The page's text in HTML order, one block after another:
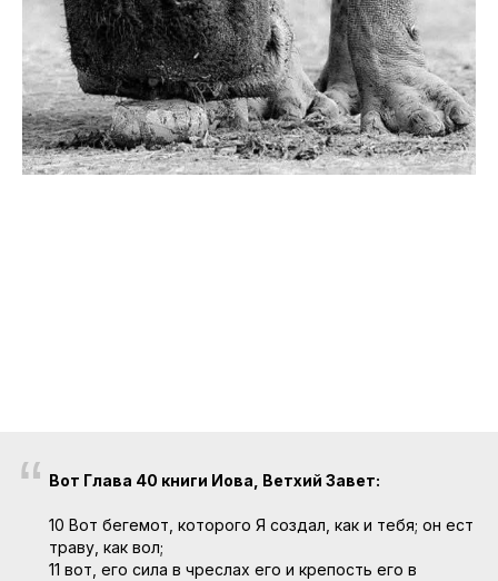
“ Вот Глава 40 книги Иова, Ветхий Завет:
10 Вот бегемот, которого Я создал, как и тебя; он ест
траву, как вол;
11 вот, его сила в чреслах его и крепость его в